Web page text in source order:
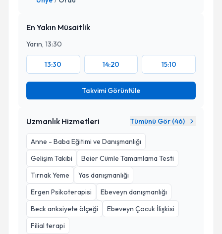
En Yakın Müsaitlik
Yarın, 13:30
13:30 14:20 15:10
Takvimi Görüntüle
Uzmanlık Hizmetleri Tümünü Gör (46)
Anne - Baba Eğitimi ve Danışmanlığı
Gelişim Takibi
Beier Cümle Tamamlama Testi
Tırnak Yeme
Yas danışmanlığı
Ergen Psikoterapisi
Ebeveyn danışmanlığı
Beck anksiyete ölçeği
Ebeveyn Çocuk İlişkisi
Filial terapi